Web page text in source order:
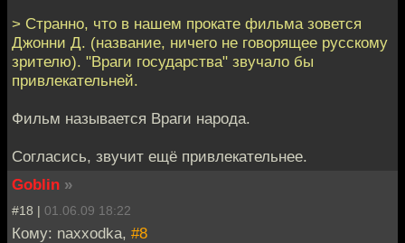
> Странно, что в нашем прокате фильма зовется
Джонни Д. (название, ничего не говорящее русскому
зрителю). "Враги государства" звучало бы
привлекательней.
Фильм называется Враги народа.
Согласись, звучит ещё привлекательнее.
Goblin »
#18 | 01.06.09 18:22
Кому: naxxodka, #8